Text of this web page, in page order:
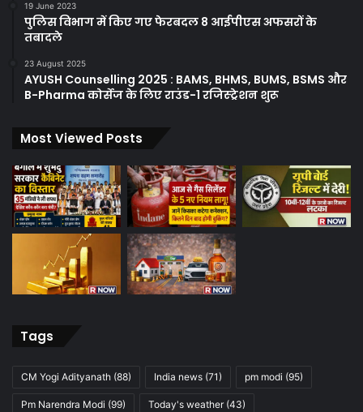
19 June 2023
पुलिस विभाग में किए गए फेरबदल 8 आईपीएस अफसरों के
तबादले
23 August 2025
AYUSH Counselling 2025 : BAMS, BHMS, BUMS, BSMS और
B-Pharma कोर्सेज के लिए राउंड-1 रजिस्ट्रेशन शुरू
Most Viewed Posts
Tags
CM Yogi Adityanath (88) India news (71) pm modi (95)
Pm Narendra Modi (99) Today's weather(43)